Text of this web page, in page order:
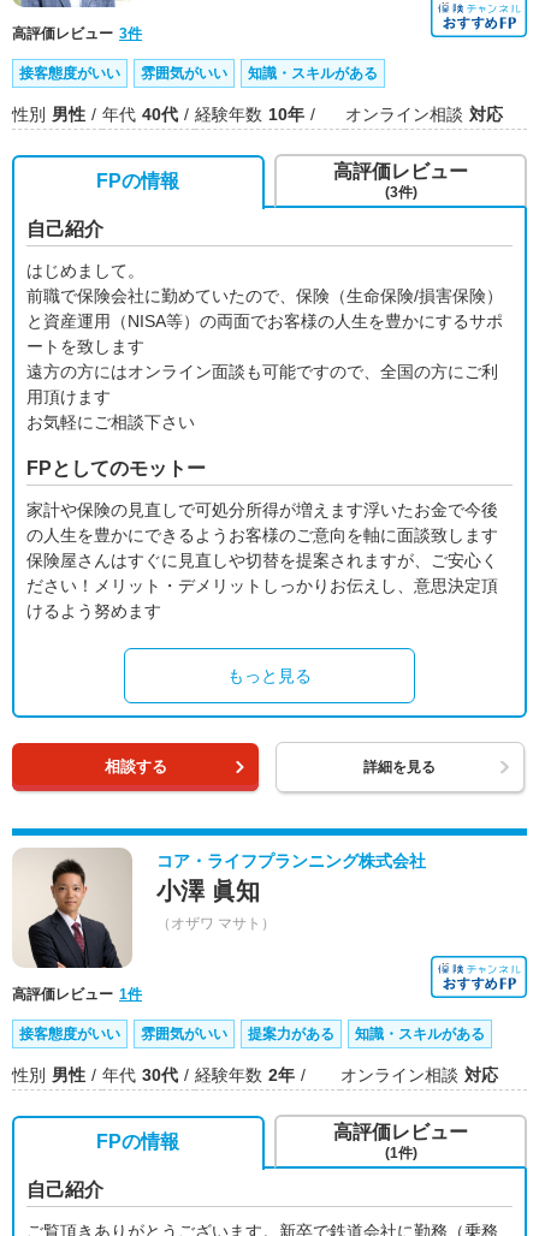
高評価レビュー 3件
接客態度がいい 雰囲気がいい 知識・スキルがある
性別 男性 年代 40代 経験年数 10年 オンライン相談 対応
FPの情報
自己紹介
はじめまして。
前職で保険会社に勤めていたので、保険（生命保険/損害保険）
と資産運用（NISA等）の両面でお客様の人生を豊かにするサポ
ートを致します
遠方の方にはオンライン面談も可能ですので、全国の方にご利
用頂けます
お気軽にご相談下さい
FPとしてのモットー
家計や保険の見直しで可処分所得が増えます浮いたお金で今後
の人生を豊かにできるようお客様のご意向を軸に面談致します
保険屋さんはすぐに見直しや切替を提案されますが、ご安心く
ださい！メリット・デメリットしっかりお伝えし、意思決定頂
けるよう努めます
もっと見る
高評価レビュー
(3件)
相談する 詳細を見る
コア・ライフプランニング株式会社
小澤 眞知
（オザワ マサト）
高評価レビュー 1件
接客態度がいい 雰囲気がいい 提案力がある 知識・スキルがある
性別 男性 年代 30代 経験年数 2年 オンライン相談 対応
FPの情報
自己紹介
ご覧頂きありがとうございます。新卒で鉄道会社に勤務（乗務
高評価レビュー
(1件)